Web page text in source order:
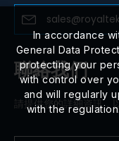
聯絡我們
請提供您的詳細資訊，
In accordance
General Data
protecting your
with control over
and will regularly
with the